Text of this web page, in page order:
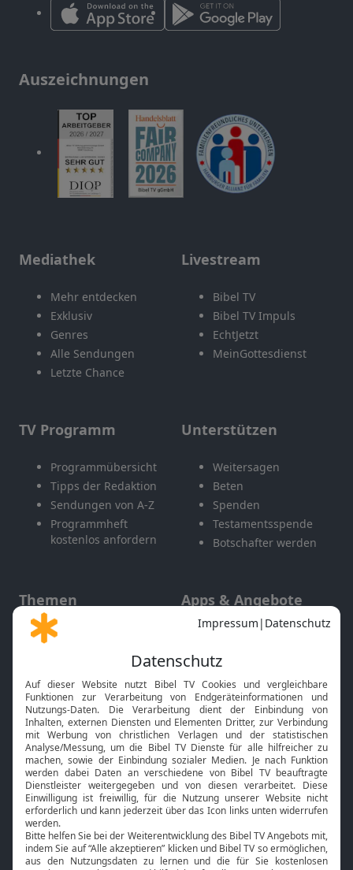
Auszeichnungen
Mediathek
Mehr entdecken
Exklusiv
Genres
Alle Sendungen
Letzte Chance
Livestream
Bibel TV
Bibel TV Impuls
EchtJetzt
MeinGottesdienst
TV Programm
Programmübersicht
Tipps der Redaktion
Sendungen von A-Z
Programmheft
kostenlos anfordern
Unterstützen
Weitersagen
Beten
Spenden
Testamentsspende
Botschafter werden
Themen
Gott und Bibel erklärt
Neuigkeiten
Apps & Angebote
Mobile App
Smart TV
HbbTV
Bibelthek Online-Bibel
Nächster Gottesdienst
Bibel TV
Über uns
Jobs
Service
Kontakt
TV-Empfang